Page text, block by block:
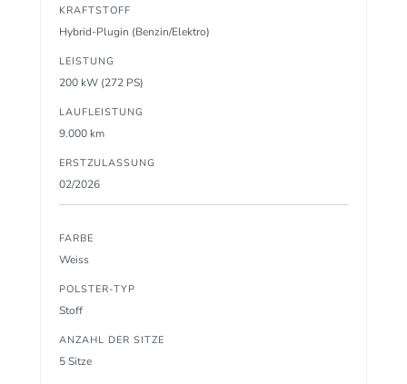
KRAFTSTOFF
Hybrid-Plugin (Benzin/Elektro)
LEISTUNG
200 kW (272 PS)
LAUFLEISTUNG
9.000 km
ERSTZULASSUNG
02/2026
FARBE
Weiss
POLSTER-TYP
Stoff
ANZAHL DER SITZE
5 Sitze